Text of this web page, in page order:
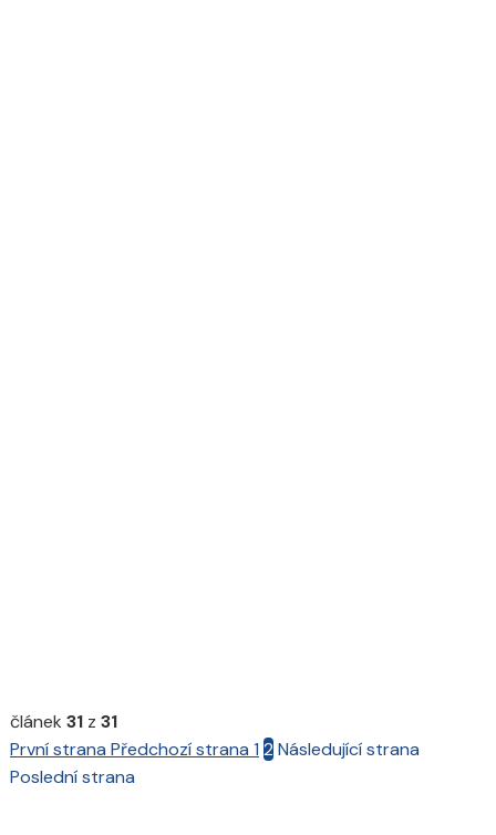
článek 31z 31
První strana Předchozí strana 1 2Následující strana
Poslední strana